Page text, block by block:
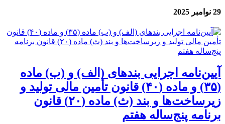
29 نوامبر 2025
آیین‌نامه اجرایی بندهای (الف) و (ب) ماده
(۳۵) و ماده (۴۰) قانون تأمین مالی تولید و
زیرساخت‌ها و بند (ث) ماده (۲۰) قانون
برنامه پنج‌ساله هفتم